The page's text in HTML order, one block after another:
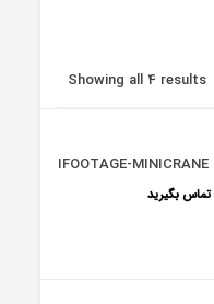
Showing all 4 results
تماس بگیرید